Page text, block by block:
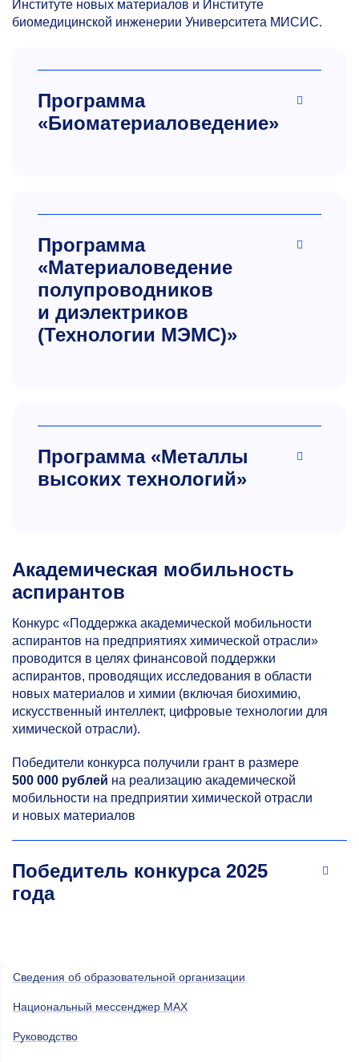
Институте новых материалов и Институте
биомедицинской инженерии Университета МИСИС.
Программа
«Биоматериаловедение»
Программа
«Материаловедение
полупроводников
и диэлектриков
(Технологии МЭМС)»
Программа «Металлы
высоких технологий»
Академическая мобильность
аспирантов
Конкурс «Поддержка академической мобильности
аспирантов на предприятиях химической отрасли»
проводится в целях финансовой поддержки
аспирантов, проводящих исследования в области
новых материалов и химии (включая биохимию,
искусственный интеллект, цифровые технологии для
химической отрасли).
Победители конкурса получили грант в размере
500 000 рублей на реализацию академической
мобильности на предприятии химической отрасли
и новых материалов
Победитель конкурса 2025
года
Сведения об образовательной организации
Национальный мессенджер MAX
Руководство